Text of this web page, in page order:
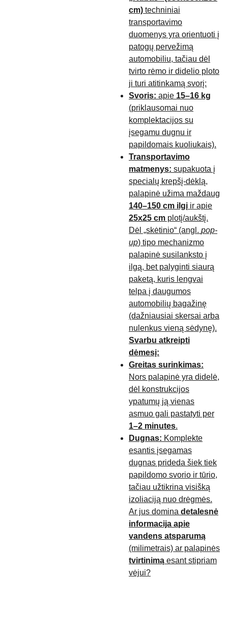
cm) techniniai
transportavimo
duomenys yra orientuoti į
patogų pervežimą
automobiliu, tačiau dėl
tvirto rėmo ir didelio ploto
ji turi atitinkamą svorį:
Svoris: apie 15–16 kg
(priklausomai nuo
komplektacijos su
įsegamu dugnu ir
papildomais kuoliukais).
Transportavimo
matmenys: supakuota į
specialų krepšį-dėklą,
palapinė užima maždaug
140–150 cm ilgį ir apie
25x25 cm plotį/aukštį.
Dėl „skėtinio“ (angl. pop-
up) tipo mechanizmo
palapinė susilanksto į
ilgą, bet palyginti siaurą
paketą, kuris lengvai
telpa į daugumos
automobilių bagažinę
(dažniausiai skersai arba
nulenkus vieną sėdynę).
Svarbu atkreipti
dėmesį:
Greitas surinkimas:
Nors palapinė yra didelė,
dėl konstrukcijos
ypatumų ją vienas
asmuo gali pastatyti per
1–2 minutes.
Dugnas: Komplekte
esantis įsegamas
dugnas prideda šiek tiek
papildomo svorio ir tūrio,
tačiau užtikrina visišką
izoliaciją nuo drėgmės.
Ar jus domina detalesnė
informacija apie
vandens atsparumą
(milimetrais) ar palapinės
tvirtinimą esant stipriam
vėjui?